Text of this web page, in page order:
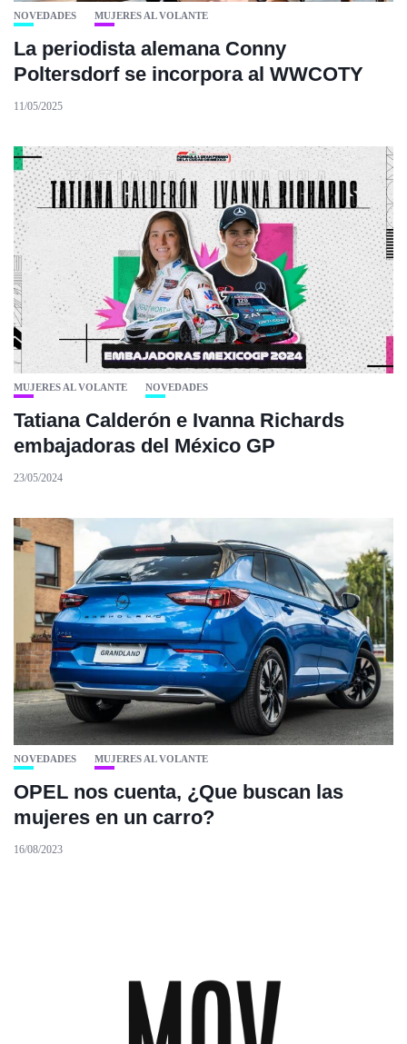
NOVEDADES MUJERES AL VOLANTE
La periodista alemana Conny
Poltersdorf se incorpora al WWCOTY
11/05/2025
MUJERES AL VOLANTE NOVEDADES
Tatiana Calderón e Ivanna Richards
embajadoras del México GP
23/05/2024
NOVEDADES MUJERES AL VOLANTE
OPEL nos cuenta, ¿Que buscan las
mujeres en un carro?
16/08/2023